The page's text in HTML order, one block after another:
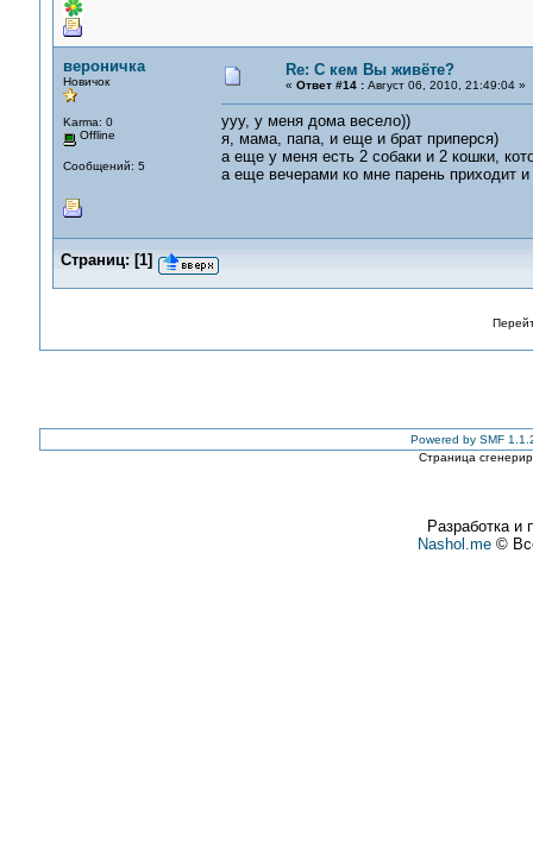
вероничка
Новичок
Karma: 0
Offline
Сообщений: 5
Re: С кем Вы живёте?
« Ответ #14 :Август 06, 2010, 21:49:04 »
ууу, у меня дома весело))
я, мама, папа, и еще и брат приперся)
а еще у меня есть 2 собаки и 2 кошки,
а еще вечерами ко мне парень приходит
Страниц: [1]
Powered by SMF
Страница
Разработка и
Nashol.me©